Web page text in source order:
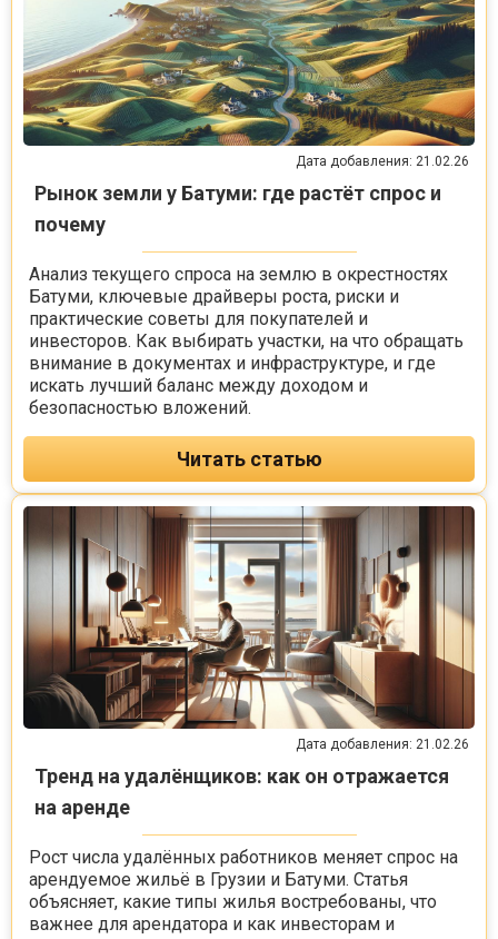
Дата добавления: 21.02.26
Рынок земли у Батуми: где растёт спрос и
почему
Анализ текущего спроса на землю в окрестностях
Батуми, ключевые драйверы роста, риски и
практические советы для покупателей и
инвесторов. Как выбирать участки, на что обращать
внимание в документах и инфраструктуре, и где
искать лучший баланс между доходом и
безопасностью вложений.
Читать статью
Дата добавления: 21.02.26
Тренд на удалёнщиков: как он отражается
на аренде
Рост числа удалённых работников меняет спрос на
арендуемое жильё в Грузии и Батуми. Статья
объясняет, какие типы жилья востребованы, что
важнее для арендатора и как инвесторам и